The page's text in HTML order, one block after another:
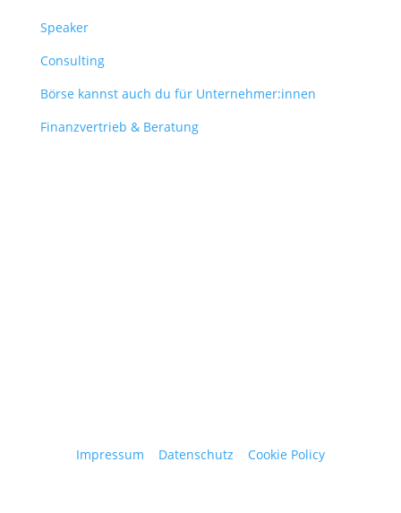
Speaker
Consulting
Börse kannst auch du für Unternehmer:innen
Finanzvertrieb & Beratung
Impressum Datenschutz Cookie Policy